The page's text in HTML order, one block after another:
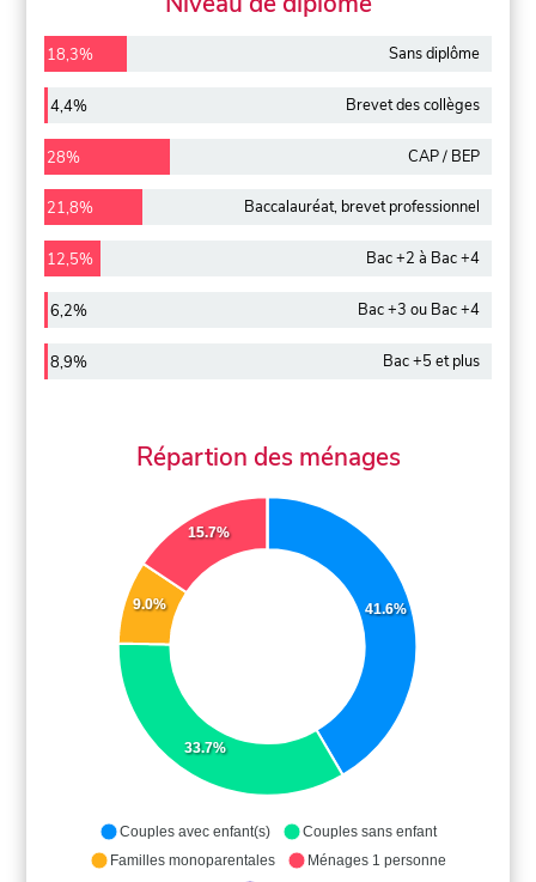
18,3% Sans diplôme
4,4% Brevet des collèges
28% CAP / BEP
21,8% Baccalauréat, brevet professionnel
12,5% Bac +2 à Bac +4
6,2% Bac +3 ou Bac +4
8,9% Bac +5 et plus
Répartion des ménages
41.6%
33.7%
9.0%
15.7%
Couples avec enfant(s)
Couples sans enfant
Familles monoparentales
Ménages 1 personne